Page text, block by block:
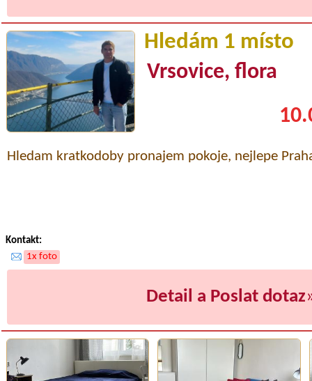
Hledám 1 místo
Vrsovice, flora
Hledam kratkodoby pronajem pokoje, nejlepe
Kontakt:
1x foto
Detail a Poslat dotaz